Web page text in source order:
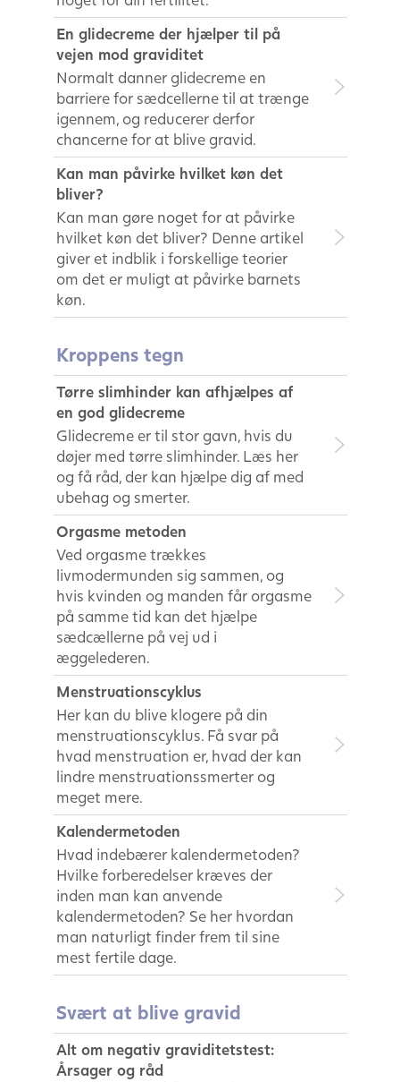
En glidecreme der hjælper til på
vejen mod graviditet
Normalt danner glidecreme en
barriere for sædcellerne til at trænge
igennem, og reducerer derfor
chancerne for at blive gravid.
Kan man påvirke hvilket køn det
bliver?
Kan man gøre noget for at påvirke
hvilket køn det bliver? Denne artikel
giver et indblik i forskellige teorier
om det er muligt at påvirke barnets
køn.
Kroppens tegn
Tørre slimhinder kan afhjælpes af
en god glidecreme
Glidecreme er til stor gavn, hvis du
døjer med tørre slimhinder. Læs her
og få råd, der kan hjælpe dig af med
ubehag og smerter.
Orgasme metoden
Ved orgasme trækkes
livmodermunden sig sammen, og
hvis kvinden og manden får orgasme
på samme tid kan det hjælpe
sædcællerne på vej ud i
æggelederen.
Menstruationscyklus
Her kan du blive klogere på din
menstruationscyklus. Få svar på
hvad menstruation er, hvad der kan
lindre menstruationssmerter og
meget mere.
Kalendermetoden
Hvad indebærer kalendermetoden?
Hvilke forberedelser kræves der
inden man kan anvende
kalendermetoden? Se her hvordan
man naturligt finder frem til sine
mest fertile dage.
Svært at blive gravid
Alt om negativ graviditetstest:
Årsager og råd